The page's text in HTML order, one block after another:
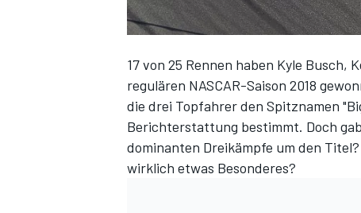
17 von 25 Rennen haben Kyle
regulären NASCAR-Saison 2018
die drei Topfahrer den Spitznamen
Berichterstattung bestimmt. Doch
dominanten Dreikämpfe um den
wirklich etwas Besonderes?